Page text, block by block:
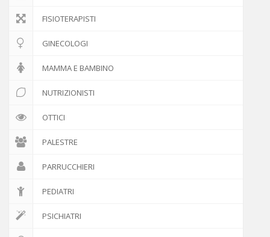
FISIOTERAPISTI
GINECOLOGI
MAMMA E BAMBINO
NUTRIZIONISTI
OTTICI
PALESTRE
PARRUCCHIERI
PEDIATRI
PSICHIATRI